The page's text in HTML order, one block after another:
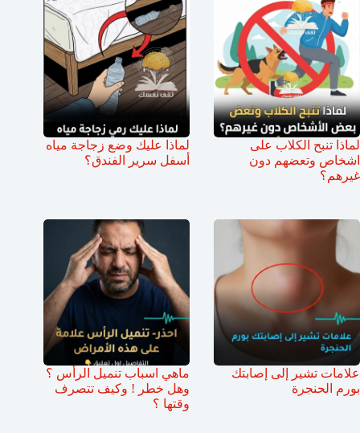
لماذا تنبح الكلاب على
اشخاص وتعضهم دون
غيرهم؟
لماذا عليك وضع زجاجة مياه
أسفل سرير الفندق؟
علامات تشير إلى إصابتك
بورم الحنجرة
ماهي اسباب تنميل الرأس ؟
وهل خطر ! وكيف تتصرف
وقتها ؟